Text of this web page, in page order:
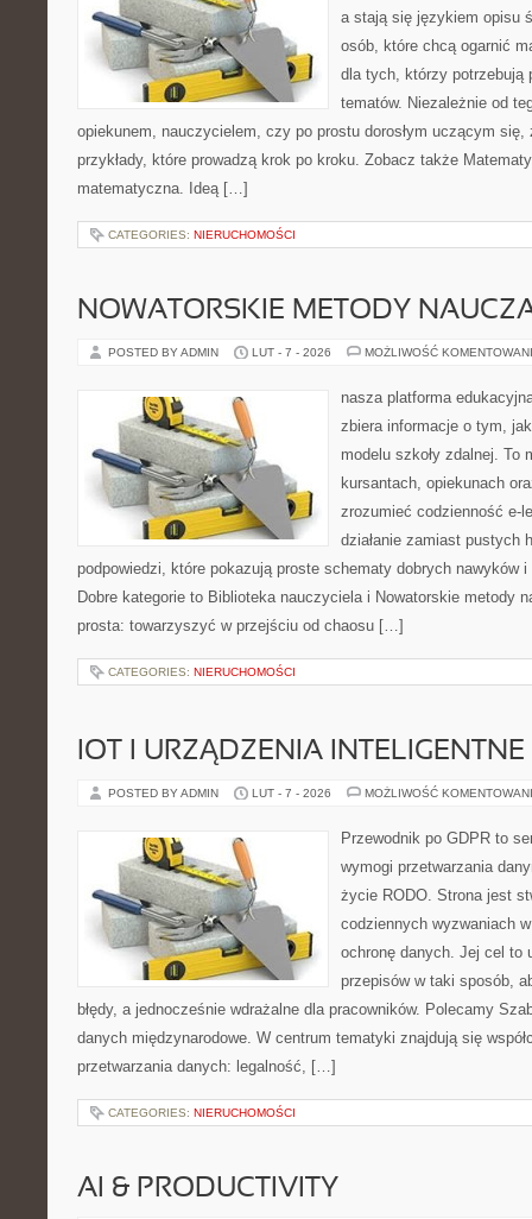
a stają się językiem opisu
osób, które chcą ogarnić
dla tych, którzy potrzebują
tematów. Niezależnie od
opiekunem, nauczycielem, czy po prostu dorosłym uczącym
przykłady, które prowadzą krok po kroku. Zobacz także
matematyczna. Ideą […]
CATEGORIES: NIERUCHOMOŚCI
NOWATORSKIE METODY
POSTED BY ADMIN LUT - 7 - 2026 MOŻLIWOŚĆ
nasza platforma
zbiera informacje o tym,
modelu szkoły zdalnej. To
kursantach, opiekunach
zrozumieć codzienność e-
działanie zamiast pustych
podpowiedzi, które pokazują proste schematy dobrych nawyków
Dobre kategorie to Biblioteka nauczyciela i Nowatorskie metody
prosta: towarzyszyć w przejściu od chaosu […]
CATEGORIES: NIERUCHOMOŚCI
IOT I URZĄDZENIA INTELIGENTNE
POSTED BY ADMIN LUT - 7 - 2026 MOŻLIWOŚĆ
Przewodnik po GDPR to
wymogi przetwarzania
życie RODO. Strona jest
codziennych wyzwaniach
ochronę danych. Jej cel to
przepisów w taki sposób,
błędy, a jednocześnie wdrażalne dla pracowników. Polecamy
danych międzynarodowe. W centrum tematyki znajdują się
przetwarzania danych: legalność, […]
CATEGORIES: NIERUCHOMOŚCI
AI & PRODUCTIVITY